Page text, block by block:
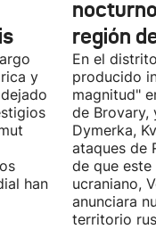
y
han
región
En el
producido
magnitud"
de Brovary,
Dymerka,
ataques de
de que este
ucraniano,
anunciara
territorio